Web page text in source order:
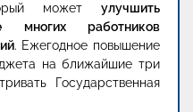
может улучшить
многих работников
. Ежегодное повышение
на ближайшие три
Государственная